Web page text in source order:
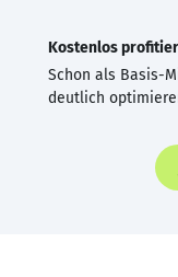
Kostenlos
Schon als Basis-
deutlich